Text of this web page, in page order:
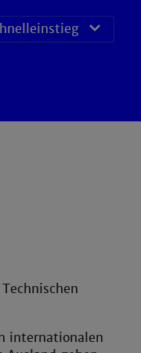
internationalen